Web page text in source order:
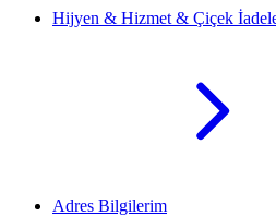
Hijyen & Hizmet & Çiçek
Adres Bilgilerim